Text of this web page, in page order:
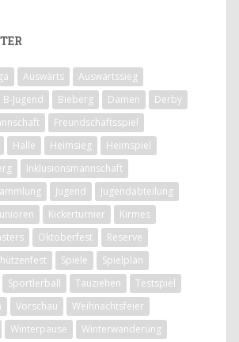
Auswärts
Auswärtssieg
B-Jugend Bieberg Damen
Derby
Freundschaftsspiel
Halle Heimsieg
Heimspiel
Inklusionsmannschaft
Jugend
Jugendabteilung
Kickerturnier
Kirmes
Oktoberfest
Reserve
Spiele
Spielplan
Sportlerball Tauziehen
Testspiel
Vorschau
Weihnachtsfeier
Winterpause
Winterwanderung